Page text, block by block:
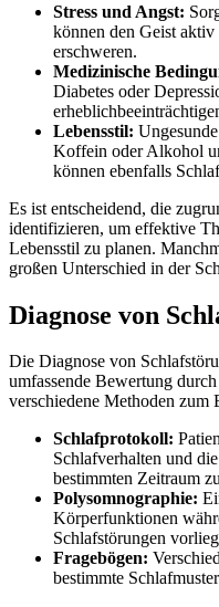
Stress und Angst:
können den Geist
erschweren.
Medizinische
Diabetes oder
Lebensstil:
Koffein oder Alkohol
können ebenfalls
Es ist entscheidend, die
identifizieren, um effektive
Lebensstil zu planen.
großen Unterschied in der
Diagnose von
Die Diagnose von
umfassende Bewertung
verschiedene Methoden zum
Schlafprotokoll:
Schlafverhalten und
bestimmten Zeitraum
Polysomnographie:
Körperfunktionen
Schlafstörungen
Fragebögen:
bestimmte